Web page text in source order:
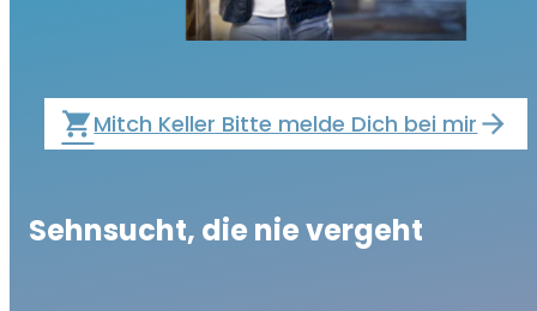
local_grocery_storeMitch Keller Bitte melde Dich bei mir
Sehnsucht, die nie vergeht